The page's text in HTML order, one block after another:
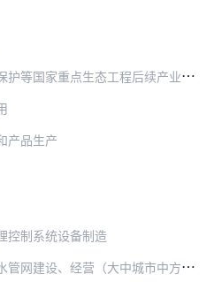
等国家重点生态工程后续产业开发
产品生产
控制系统设备制造
建设、经营（大中城市中方控股）